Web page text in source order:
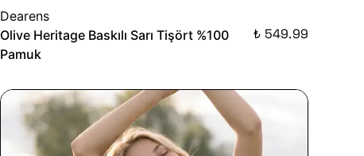
Dearens
Olive Heritage Baskılı Sarı Tişört %100
Pamuk
₺ 549.99